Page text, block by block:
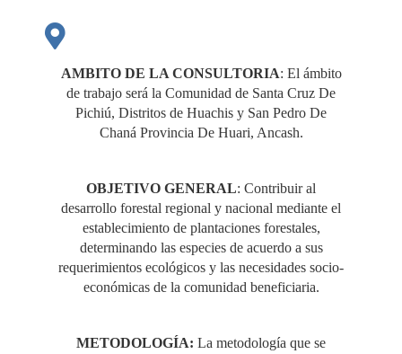
ZONIFICACIÓN DE
ESPECIES
FORESTALES"
AMBITO DE LA CONSULTORIA: El ámbito
de trabajo será la Comunidad de Santa Cruz De
Pichiú, Distritos de Huachis y San Pedro De
Chaná Provincia De Huari, Ancash.​
OBJETIVO GENERAL: Contribuir al
desarrollo forestal regional y nacional mediante el
establecimiento de plantaciones forestales,
determinando las especies de acuerdo a sus
requerimientos ecológicos y las necesidades socio-
económicas de la comunidad beneficiaria.
METODOLOGÍA: La metodología que se